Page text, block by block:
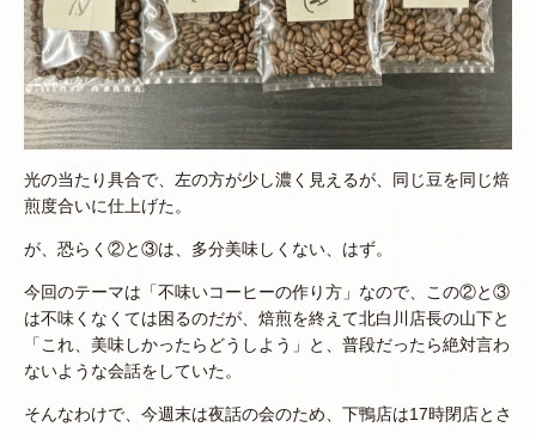
光の当たり具合で、左の方が少し濃く見えるが、同じ豆を同じ焙
煎度合いに仕上げた。
が、恐らく②と③は、多分美味しくない、はず。
今回のテーマは「不味いコーヒーの作り方」なので、この②と③
は不味くなくては困るのだが、焙煎を終えて北白川店長の山下と
「これ、美味しかったらどうしよう」と、普段だったら絶対言わ
ないような会話をしていた。
そんなわけで、今週末は夜話の会のため、下鴨店は17時閉店とさ